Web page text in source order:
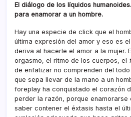
El diálogo de los lí­quidos
para enamorar a un hombre.
Hay una especie de click que el
última expresión del amor y eso es
deriva al hacerle el amor a la mujer.
orgasmo, el ritmo de los cuerpos, el
de enfatizar no comprenden del
que sepa llevar de la mano a un
foreplay ha conquistado el corazón
perder la razón, porque enamorarse
saber contener el éxtasis hasta el